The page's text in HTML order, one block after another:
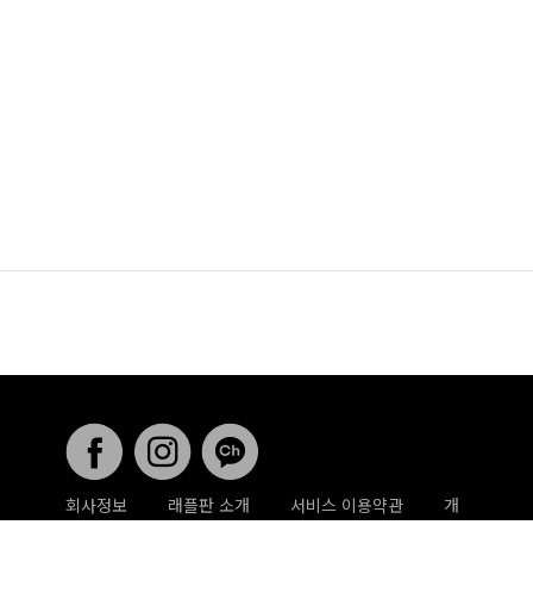
회사정보 래플판 소개 서비스 이용약관
개